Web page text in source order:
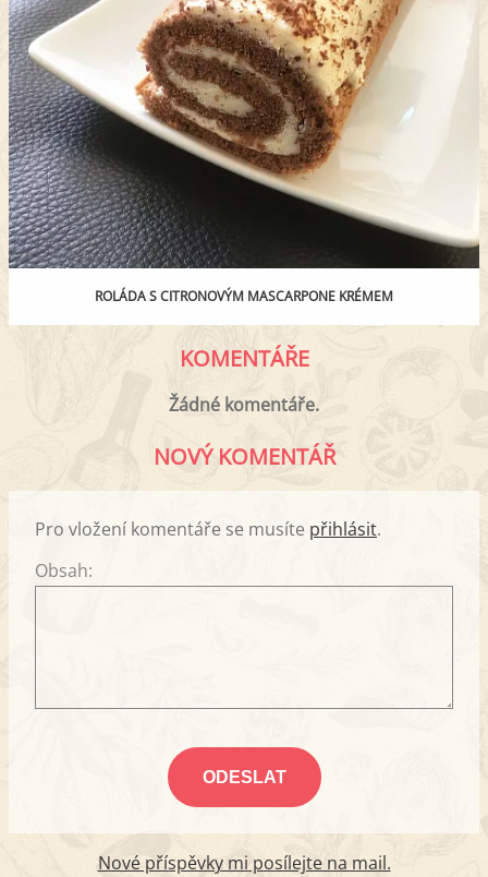
ROLÁDA S CITRONOVÝM MASCARPONE KRÉMEM
KOMENTÁŘE
Žádné komentáře.
NOVÝ KOMENTÁŘ
Pro vložení komentáře se musíte přihlásit.
Obsah:
Nové příspěvky mi posílejte na mail.